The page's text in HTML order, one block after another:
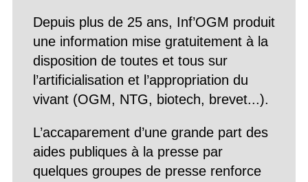
Depuis plus de 25 ans, Inf’OGM produit
une information mise gratuitement à la
disposition de toutes et tous sur
l’artificialisation et l’appropriation du
vivant (OGM, NTG, biotech, brevet...).
L’accaparement d’une grande part des
aides publiques à la presse par
quelques groupes de presse renforce